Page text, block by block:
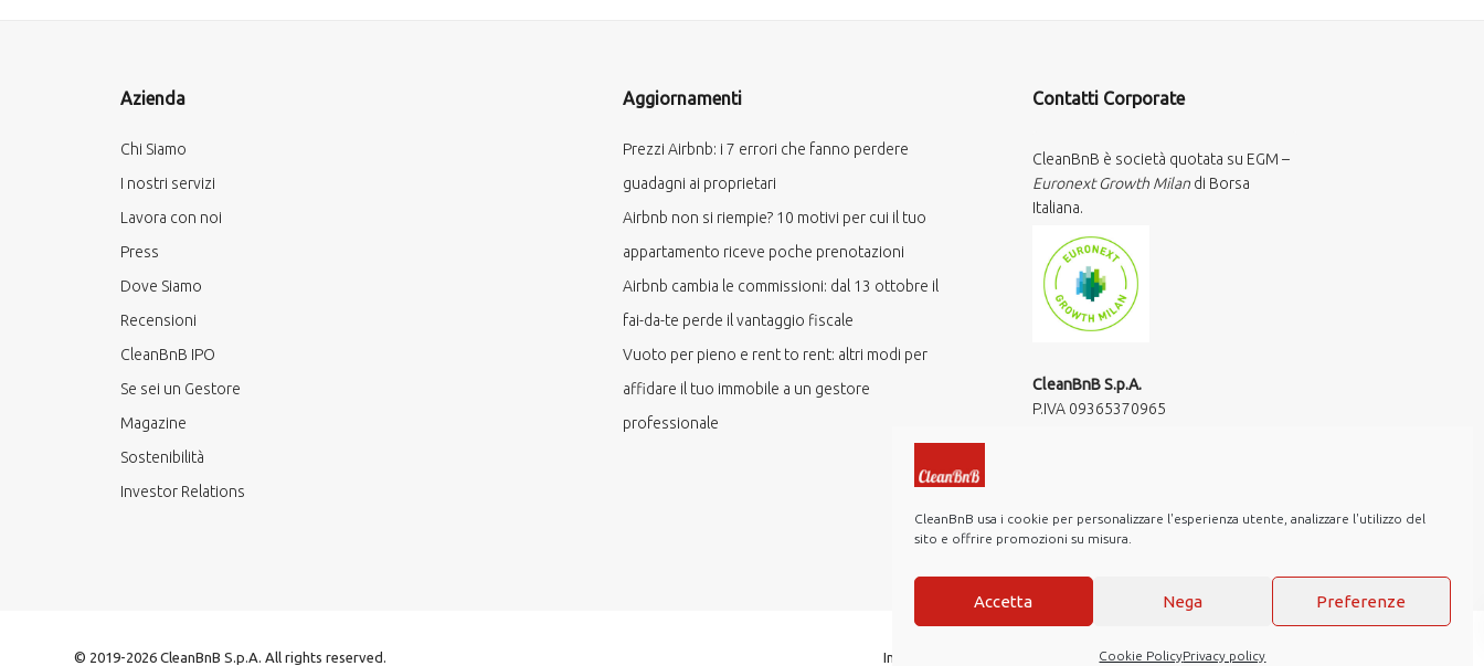
CleanBnB usa i cookie per personalizzare l'esperienza utente, analizzare l'utilizzo del
sito e offrire promozioni su misura.
Accetta Nega Preferenze
Cookie PolicyPrivacy policy
Azienda
Chi Siamo
I nostri servizi
Lavora con noi
Press
Dove Siamo
Recensioni
CleanBnB IPO
Se sei un Gestore
Magazine
Sostenibilità
Investor Relations
Aggiornamenti
Prezzi Airbnb: i 7 errori che fanno perdere
guadagni ai proprietari
Airbnb non si riempie? 10 motivi per cui il tuo
appartamento riceve poche prenotazioni
Airbnb cambia le commissioni: dal 13 ottobre il
fai-da-te perde il vantaggio fiscale
Vuoto per pieno e rent to rent: altri modi per
affidare il tuo immobile a un gestore
professionale
Contatti Corporate
CleanBnB è società quotata su EGM –
Euronext Growth Milan di Borsa
Italiana.
CleanBnB S.p.A.
P.IVA 09365370965​
© 2019-2026 CleanBnB S.p.A. All rights reserved. Investor Relations Privacy policy Cookie Policy